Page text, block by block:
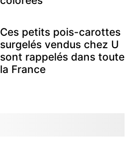
Ces petits pois-carottes
surgelés vendus chez U
sont rappelés dans toute
la France